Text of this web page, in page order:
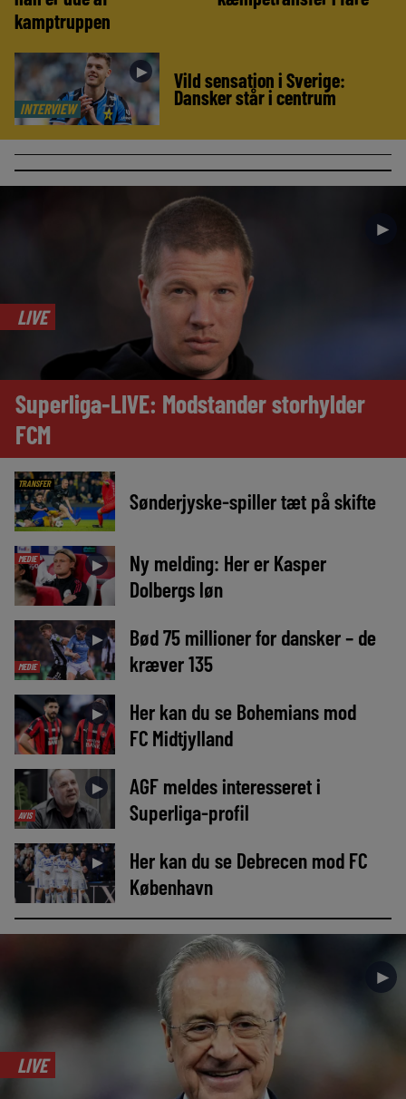
kamptruppen
INTERVIEW
► Vild sensation i Sverige:
Dansker står i centrum
►
LIVE
Superliga-LIVE: Modstander storhylder
FCM
TRANSFER
Sønderjyske-spiller tæt på skifte
MEDIE ►
Ny melding: Her er Kasper
Dolbergs løn
MEDIE
►
Bød 75 millioner for dansker – de
kræver 135
►
Her kan du se Bohemians mod
FC Midtjylland
AVIS
►
AGF meldes interesseret i
Superliga-profil
►
Her kan du se Debrecen mod FC
København
►
LIVE